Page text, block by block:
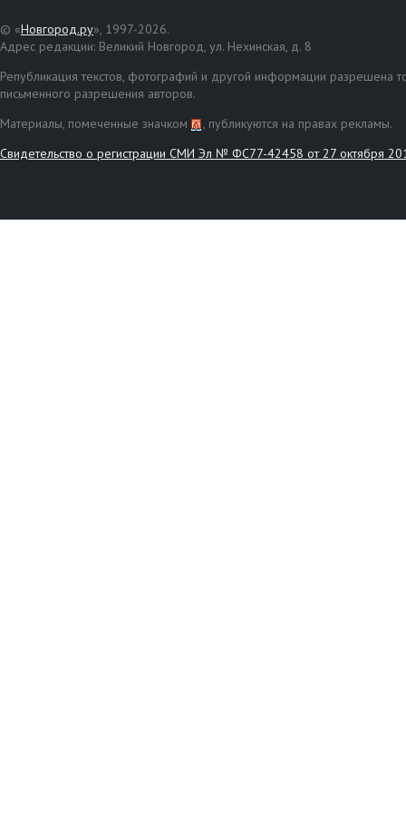
© «Новгород.ру», 1997-2026.
Адрес редакции: Великий Новгород, ул. Нехинская, д. 8
Републикация текстов, фотографий и другой информации разрешена
письменного разрешения авторов.
Материалы, помеченные значком
, публикуются на правах рекламы.
Свидетельство о регистрации СМИ Эл № ФС77-42458 от 27 октября